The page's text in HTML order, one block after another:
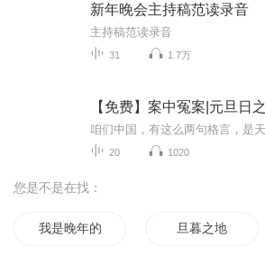
新年晚会主持稿范读录音
主持稿范读录音
31 1.7万
【免费】案中冤案|元旦日
20 1020
您是不是在找：
我是晚年的 旦暮之地